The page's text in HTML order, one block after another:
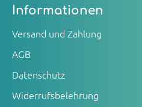
Informationen
Versand und Zahlung
AGB
Datenschutz
Widerrufsbelehrung